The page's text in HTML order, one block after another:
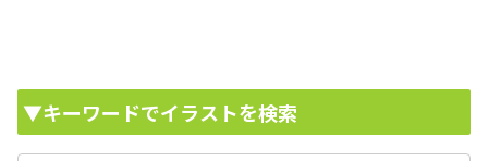
▼キーワードでイラストを検索